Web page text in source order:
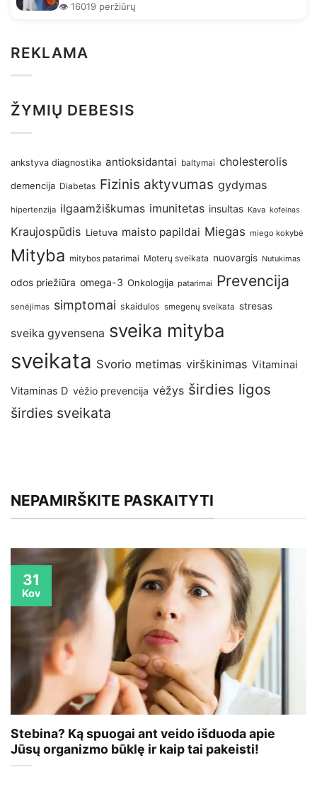
👁️ 16019 peržiūrų
REKLAMA
ŽYMIŲ DEBESIS
ankstyva diagnostika antioksidantai baltymai cholesterolis
demencija Diabetas Fizinis aktyvumas gydymas
hipertenzija ilgaamžiškumas imunitetas insultas Kava kofeinas
Kraujospūdis Lietuva maisto papildai Miegas miego kokybė
Mityba mitybos patarimai Moterų sveikata nuovargis Nutukimas
odos priežiūra omega-3 Onkologija patarimai Prevencija
senėjimas simptomai skaidulos smegenų sveikata stresas
sveika gyvensena sveika mityba
sveikata Svorio metimas virškinimas Vitaminai
Vitaminas D vėžio prevencija vėžys širdies ligos
širdies sveikata
NEPAMIRŠKITE PASKAITYTI
Stebina? Ką spuogai ant veido išduoda apie
Jūsų organizmo būklę ir kaip tai pakeisti!
31
Kov